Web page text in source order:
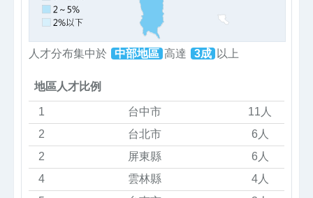
人才分布集中於 中部地區 高達 3成 以上
地區人才比例
1 台中市
11人
2
台北市
6人
2
屏東縣
6人
4
雲林縣
4人